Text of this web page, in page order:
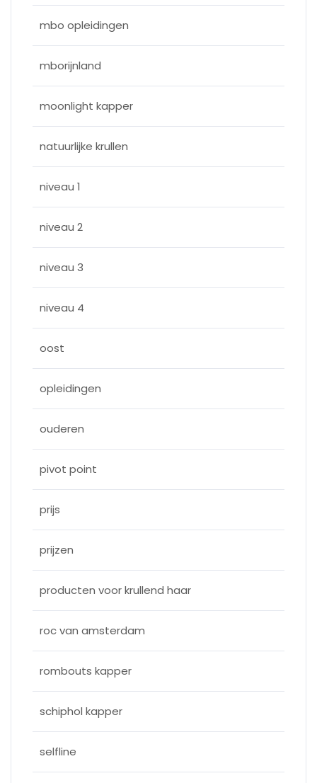
mbo opleidingen
mborijnland
moonlight kapper
natuurlijke krullen
niveau 1
niveau 2
niveau 3
niveau 4
oost
opleidingen
ouderen
pivot point
prijs
prijzen
producten voor krullend haar
roc van amsterdam
rombouts kapper
schiphol kapper
selfline